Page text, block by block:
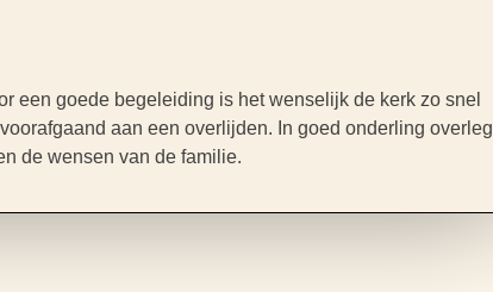
een goede begeleiding is het wenselijk de kerk zo snel
aan een overlijden. In goed onderling overleg
de wensen van de familie.